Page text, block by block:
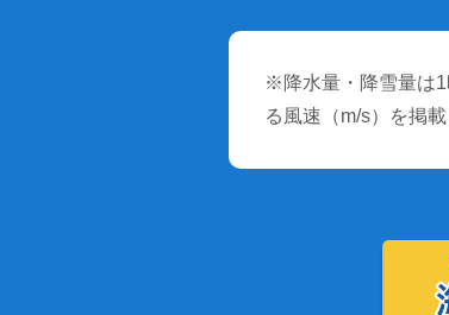
※降水量・降雪量は1
る風速（m/s）を掲載